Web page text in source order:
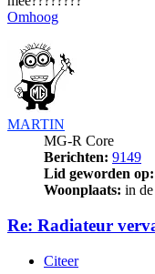
Omhoog
MARTIN
MG-R Core
Berichten: 9149
Lid geworden op:
Woonplaats: in
Re: Radiateur
Citeer